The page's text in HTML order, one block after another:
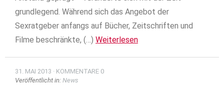
grundlegend. Während sich das Angebot der
Sexratgeber anfangs auf Bücher, Zeitschriften und
Filme beschränkte, (…) Weiterlesen
31. MAI 2013
KOMMENTARE 0
Veröffentlicht in: News